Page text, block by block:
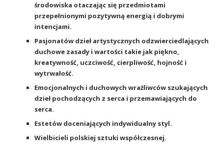
środowiska otaczając się przedmiotami
przepełnionymi pozytywną energią i dobrymi
intencjami.
Pasjonatów dzieł artystycznych odzwierciedlających
duchowe zasady i wartości takie jak piękno,
kreatywność, uczciwość, cierpliwość, hojność i
wytrwałość.
Emocjonalnych i duchowych wrażliwców szukających
dzieł pochodzących z serca i przemawiających do
serca.
Estetów doceniających indywidualny styl.
Wielbicieli polskiej sztuki współczesnej.